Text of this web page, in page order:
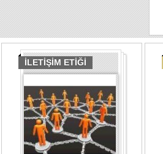
İLETİŞİM ETİĞİ